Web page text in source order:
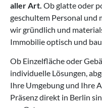
aller Art. Ob glatte oder
geschultem Personal und
wir gründlich und
Immobilie optisch und
Ob Einzelfläche oder
individuelle Lösungen,
Ihre Umgebung und Ihre
Präsenz direkt in Berlin